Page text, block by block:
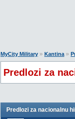
MyCity Military » Kantina»
Predlozi za
Predlozi za nacionalnu